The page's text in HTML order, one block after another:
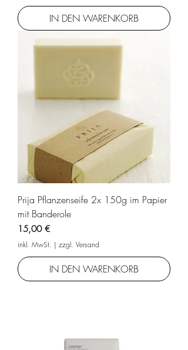
IN DEN WARENKORB
Prija Pflanzenseife 2x 150g im Papier
mit Banderole
Preis
15,00 €
inkl. MwSt. | zzgl. Versand
IN DEN WARENKORB